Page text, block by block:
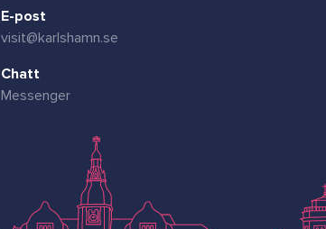
E-post
visit@karlshamn.se
Chatt
Messenger